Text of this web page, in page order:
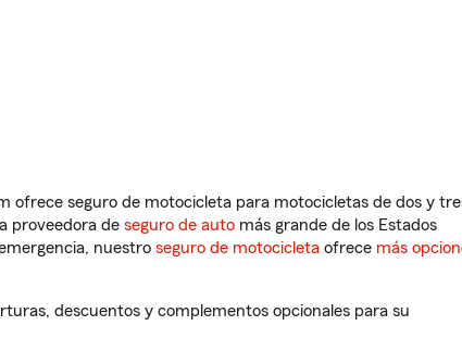
ofrece seguro de motocicleta para motocicletas de dos y
proveedora de seguro de auto más grande de los Estados
nuestro seguro de motocicleta ofrece más
descuentos y complementos opcionales para su